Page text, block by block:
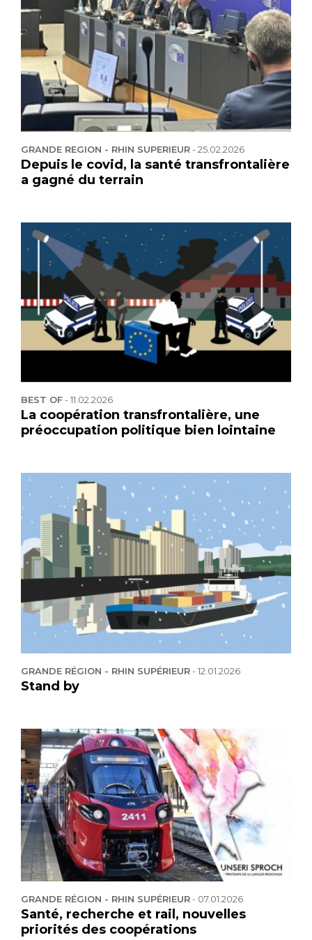
GRANDE REGION - RHIN SUPERIEUR-25.02.2026
Depuis le covid, la santé transfrontalière
a gagné du terrain
BEST OF-11.02.2026
La coopération transfrontalière, une
préoccupation politique bien lointaine
GRANDE RÉGION - RHIN SUPÉRIEUR-12.01.2026
Stand by
GRANDE RÉGION - RHIN SUPÉRIEUR- 07.01.2026
Santé, recherche et rail, nouvelles
priorités des coopérations